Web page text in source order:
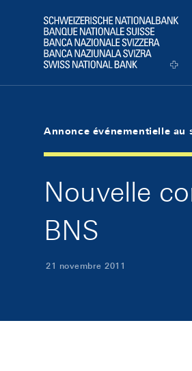
Logo
Annonce événementielle au
Nouvelle
BNS
21 novembre 2011